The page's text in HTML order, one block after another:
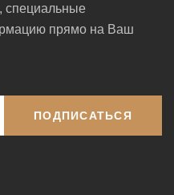
специальные
прямо на Ваш
ПОДПИСАТЬСЯ